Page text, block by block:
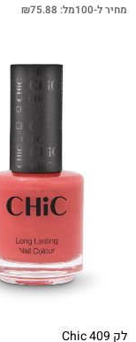
מחיר ל-100מל: ₪75.88
לק Chic 409